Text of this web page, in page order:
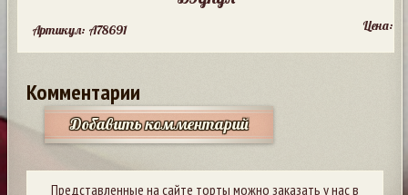
Артикул: A78691 Цена:
Комментарии
Добавить комментарий
Представленные на сайте торты можно заказать у нас в